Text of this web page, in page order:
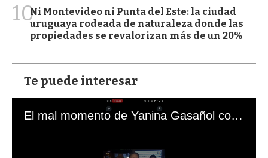
10Ni Montevideo ni Punta del Este: la ciudad
uruguaya rodeada de naturaleza donde las
propiedades se revalorizan más de un 20%
Te puede interesar
El mal momento de Yanina Gasañol con un hincha argentino en "Subrayado"